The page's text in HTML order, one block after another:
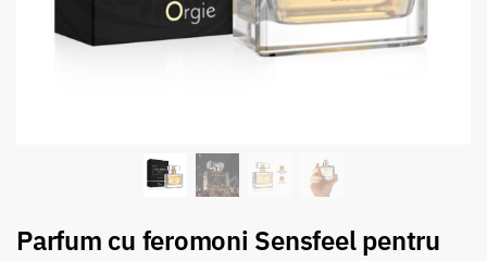
Parfum cu feromoni Sensfeel pentru